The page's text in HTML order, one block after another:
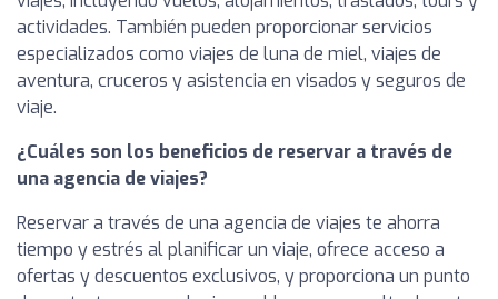
actividades. También pueden proporcionar servicios
especializados como viajes de luna de miel, viajes de
aventura, cruceros y asistencia en visados y seguros de
viaje.
¿Cuáles son los beneficios de reservar a través de
una agencia de viajes?
Reservar a través de una agencia de viajes te ahorra
tiempo y estrés al planificar un viaje, ofrece acceso a
ofertas y descuentos exclusivos, y proporciona un punto